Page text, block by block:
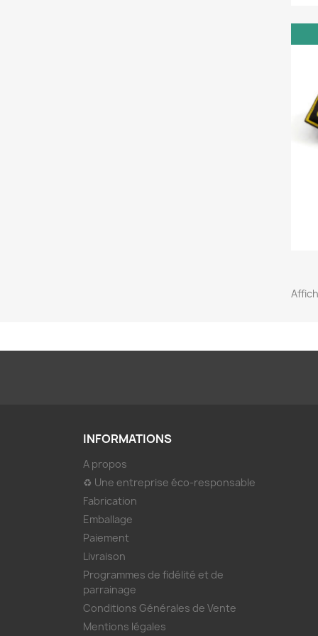
INFORMATIONS
A propos
♻ Une entreprise éco-responsable
Fabrication
Emballage
Paiement
Livraison
Programmes de fidélité et de
parrainage
Conditions Générales de Vente
Mentions légales